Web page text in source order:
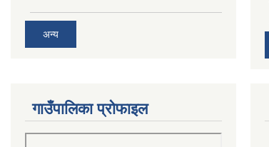
अन्य
गाउँपालिका प्रोफाइल